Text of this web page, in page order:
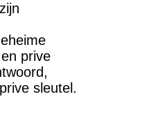
prive
sleutel.